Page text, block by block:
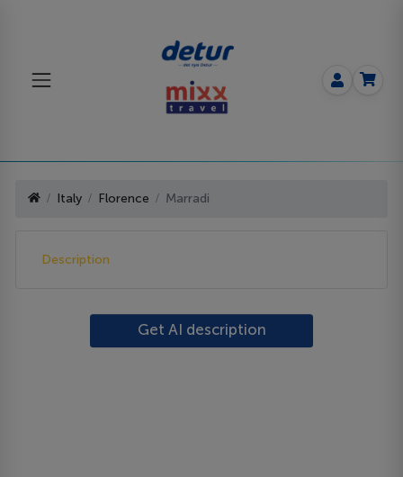
Italy Florence Marradi
Description
Get AI description